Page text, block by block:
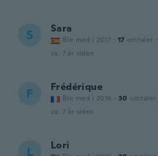
S Sara
Ble med i 2017 · 17 omtaler ·
ca. 7 år siden
F Frédérique
Ble med i 2016 · 30 omtaler
ca. 7 år siden
L Lori